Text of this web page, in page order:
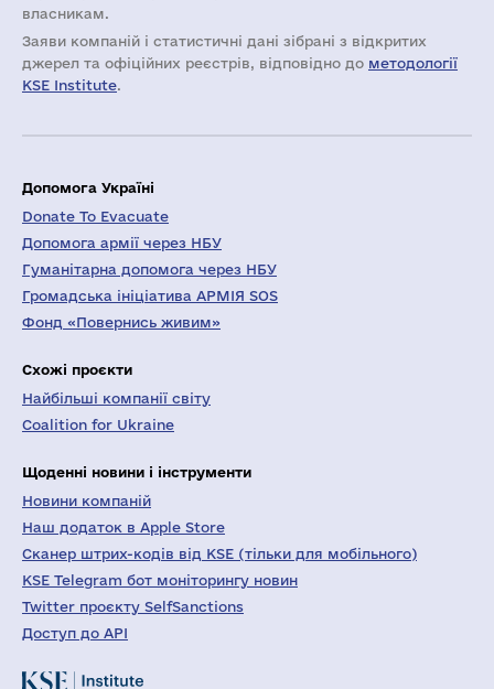
власникам.
Заяви компаній i статистичні дані зібрані з відкритих
джерел та офіційних реєстрів, відповідно до методології
KSE Institute.
Допомога Україні
Donate To Evacuate
Допомога армії через НБУ
Гуманітарна допомога через НБУ
Громадська ініціатива АРМІЯ SOS
Фонд «Повернись живим»
Схожі проєкти
Найбільші компанії світу
Coalition for Ukraine
Щоденні новини і інструменти
Новини компаній
Наш додаток в Apple Store
Сканер штрих-кодів від KSE (тільки для мобільного)
KSE Telegram бот моніторингу новин
Twitter проєкту SelfSanctions
Доступ до API